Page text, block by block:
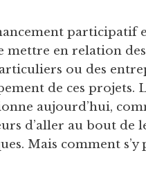
participatif
mettre en relation
ou des
de ces
aujourd’hui,
d’aller au bout de
Mais comment